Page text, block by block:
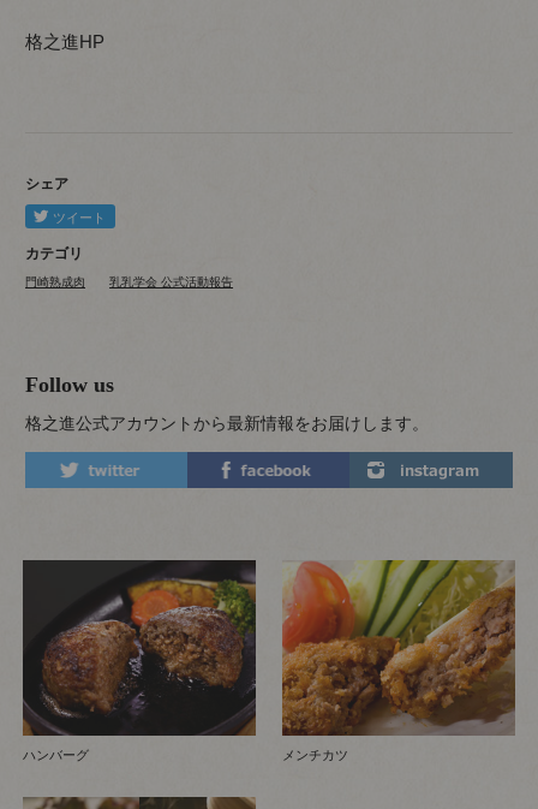
格之進HP
シェア
カテゴリ
門崎熟成肉 乳乳学会 公式活動報告
Follow us
格之進公式アカウントから最新情報をお届けします。
ハンバーグ メンチカツ